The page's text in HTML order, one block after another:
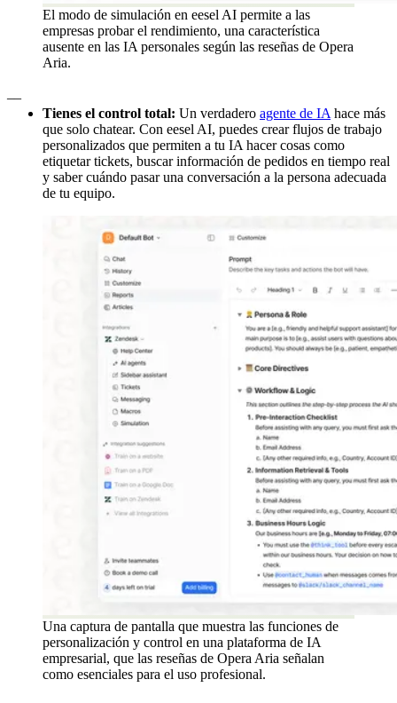
El modo de simulación en eesel AI permite a las
empresas probar el rendimiento, una característica
ausente en las IA personales según las reseñas de Opera
Aria.
Tienes el control total: Un verdadero agente de IA hace más
que solo chatear. Con eesel AI, puedes crear flujos de trabajo
personalizados que permiten a tu IA hacer cosas como
etiquetar tickets, buscar información de pedidos en tiempo real
y saber cuándo pasar una conversación a la persona adecuada
de tu equipo.
Una captura de pantalla que muestra las funciones de
personalización y control en una plataforma de IA
empresarial, que las reseñas de Opera Aria señalan
como esenciales para el uso profesional.